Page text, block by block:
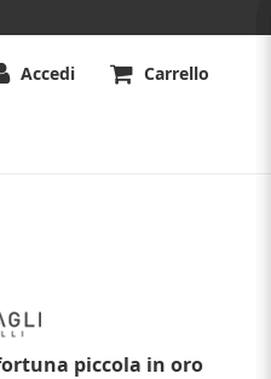
Accedi Carrello
piccola in oro